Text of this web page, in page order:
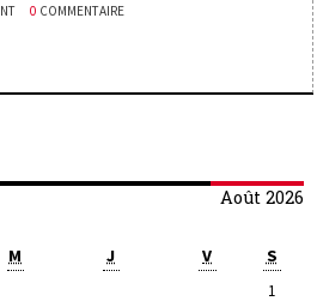
Août 2026
M J V S
1
0 COMMENTAIRE